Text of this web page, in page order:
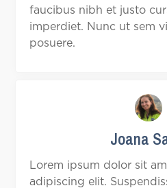
faucibus nibh et justo
imperdiet. Nunc ut sem
posuere.
Joana
Lorem ipsum dolor sit
adipiscing elit.